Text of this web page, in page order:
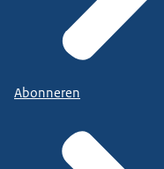
Abonneren